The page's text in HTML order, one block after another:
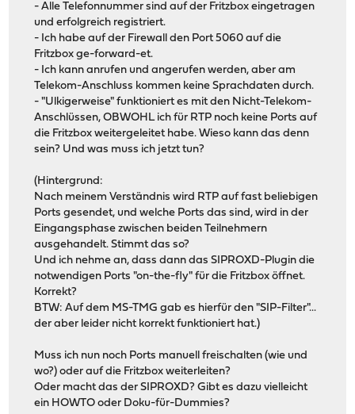
- Alle Telefonnummer sind auf der Fritzbox eingetragen
und erfolgreich registriert.
- Ich habe auf der Firewall den Port 5060 auf die
Fritzbox ge-forward-et.
- Ich kann anrufen und angerufen werden, aber am
Telekom-Anschluss kommen keine Sprachdaten durch.
- "Ulkigerweise" funktioniert es mit den Nicht-Telekom-
Anschlüssen, OBWOHL ich für RTP noch keine Ports auf
die Fritzbox weitergeleitet habe. Wieso kann das denn
sein? Und was muss ich jetzt tun?
(Hintergrund:
Nach meinem Verständnis wird RTP auf fast beliebigen
Ports gesendet, und welche Ports das sind, wird in der
Eingangsphase zwischen beiden Teilnehmern
ausgehandelt. Stimmt das so?
Und ich nehme an, dass dann das SIPROXD-Plugin die
notwendigen Ports "on-the-fly" für die Fritzbox öffnet.
Korrekt?
BTW: Auf dem MS-TMG gab es hierfür den "SIP-Filter"...
der aber leider nicht korrekt funktioniert hat.)
Muss ich nun noch Ports manuell freischalten (wie und
wo?) oder auf die Fritzbox weiterleiten?
Oder macht das der SIPROXD? Gibt es dazu vielleicht
ein HOWTO oder Doku-für-Dummies?